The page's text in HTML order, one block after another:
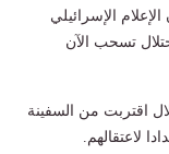
الإعلام الإسرائيلي
تسحب الآن
اقتربت من السفينة
لاعتقالهم.